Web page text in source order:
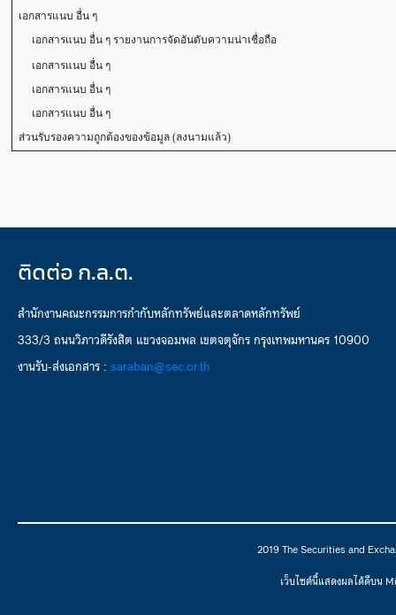
เอกสารแนบ อื่น ๆ
เอกสารแนบ อื่น ๆ รายงานการจัดอันดับความน่าเชื่อถือ
เอกสารแนบ อื่น ๆ
เอกสารแนบ อื่น ๆ
เอกสารแนบ อื่น ๆ
ส่วนรับรองความถูกต้องของข้อมูล (ลงนามแล้ว)
ติดต่อ ก.ล.ต.
สำนักงานคณะกรรมการกำกับหลักทรัพย์และตลาดหลักทรัพย์
333/3 ถนนวิภาวดีรังสิต แขวงจอมพล เขตจตุจักร กรุงเทพมหานคร 10900
งานรับ-ส่งเอกสาร : saraban@sec.or.th
2019 The Securities and
เว็บไซต์นี้แสดงผลได้ดีบน